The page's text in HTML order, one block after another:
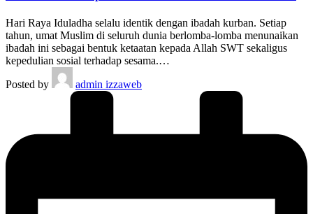
Hari Raya Iduladha selalu identik dengan ibadah kurban. Setiap
tahun, umat Muslim di seluruh dunia berlomba-lomba menunaikan
ibadah ini sebagai bentuk ketaatan kepada Allah SWT sekaligus
kepedulian sosial terhadap sesama.…
Posted by
admin izzaweb